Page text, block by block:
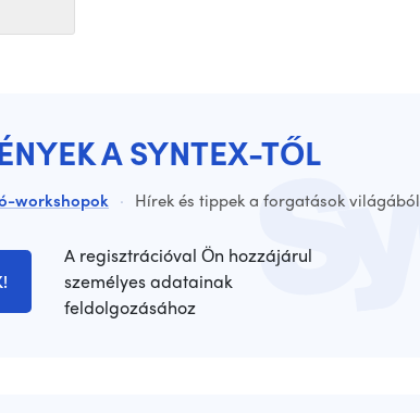
A SYNTEX-TŐL
workshopok · Hírek és tippek a forgatások világából
A regisztrációval Ön hozzájárul
személyes adatainak
feldolgozásához